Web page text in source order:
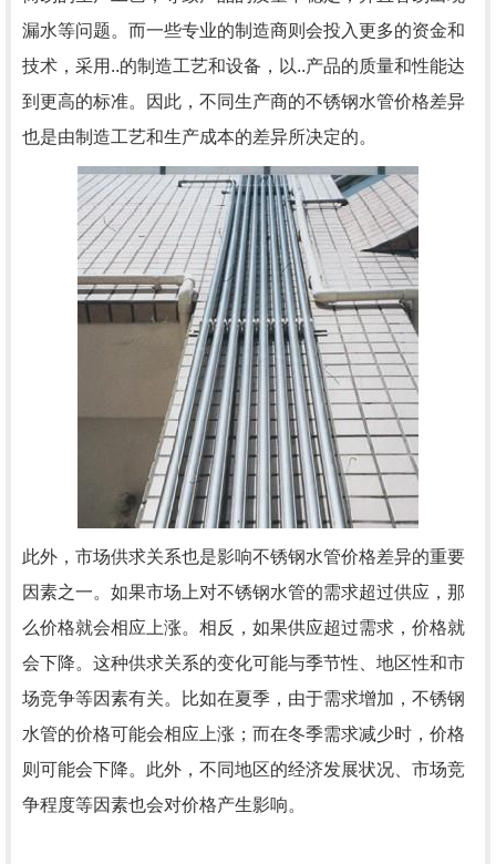
漏水等问题。而一些专业的制造商则会投入更多的资金和
技术，采用..的制造工艺和设备，以..产品的质量和性能达
到更高的标准。因此，不同生产商的不锈钢水管价格差异
也是由制造工艺和生产成本的差异所决定的。
此外，市场供求关系也是影响不锈钢水管价格差异的重要
因素之一。如果市场上对不锈钢水管的需求超过供应，那
么价格就会相应上涨。相反，如果供应超过需求，价格就
会下降。这种供求关系的变化可能与季节性、地区性和市
场竞争等因素有关。比如在夏季，由于需求增加，不锈钢
水管的价格可能会相应上涨；而在冬季需求减少时，价格
则可能会下降。此外，不同地区的经济发展状况、市场竞
争程度等因素也会对价格产生影响。